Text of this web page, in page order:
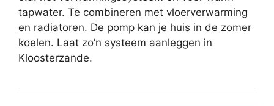
tapwater. Te combineren met vloerverwarming
en radiatoren. De pomp kan je huis in de zomer
koelen. Laat zo’n systeem aanleggen in
Kloosterzande.